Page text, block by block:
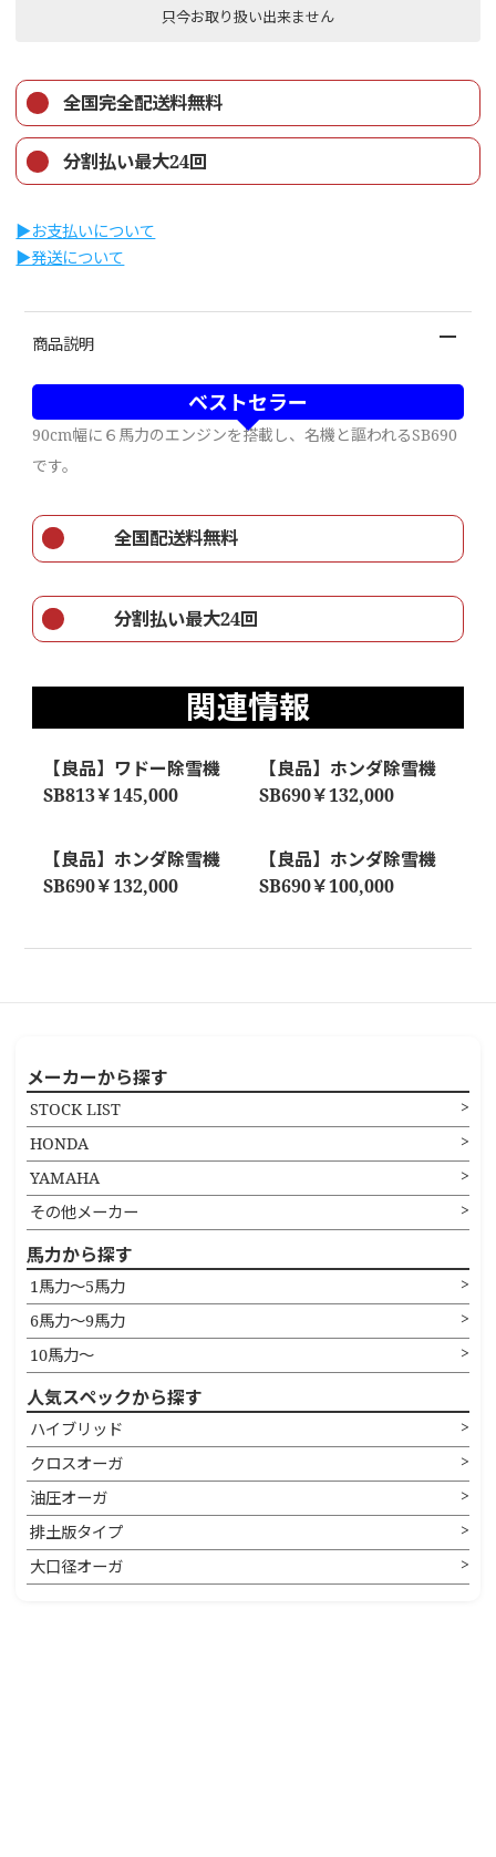
只今お取り扱い出来ません
全国完全配送料無料
分割払い最大24回
▶︎お支払いについて
▶︎発送について
商品説明
ベストセラー
90cm幅に６馬力のエンジンを搭載し、名機と謳われるSB690
です。
全国配送料無料
分割払い最大24回
関連情報
【良品】ワドー除雪機
SB813￥145,000
【良品】ホンダ除雪機
SB690￥132,000
【良品】ホンダ除雪機
SB690￥132,000
【良品】ホンダ除雪機
SB690￥100,000
メーカーから探す
STOCK LIST
HONDA
YAMAHA
その他メーカー
馬力から探す
1馬力〜5馬力
6馬力〜9馬力
10馬力〜
人気スペックから探す
ハイブリッド
クロスオーガ
油圧オーガ
排土版タイプ
大口径オーガ